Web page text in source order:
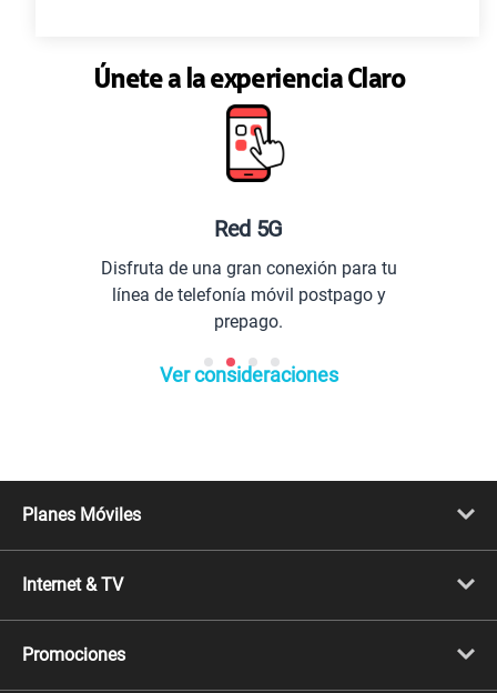
Únete a la experiencia Claro
Red 5G
Disfruta de una gran conexión para tu
línea de telefonía móvil postpago y
prepago.
Ver consideraciones
Planes Móviles
Línea Nueva
Línea Adicional
Migración
Internet & TV
Internet + TV
Mejora tu plan
Promociones